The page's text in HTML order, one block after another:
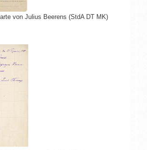
von Julius Beerens (StdA DT MK)